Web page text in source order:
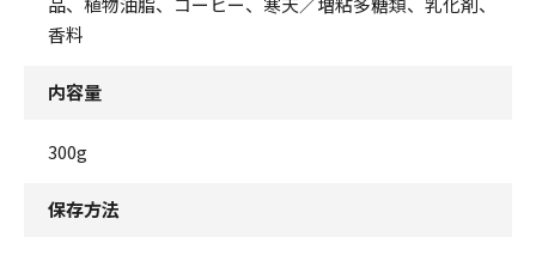
香料
内容量
300g
保存方法